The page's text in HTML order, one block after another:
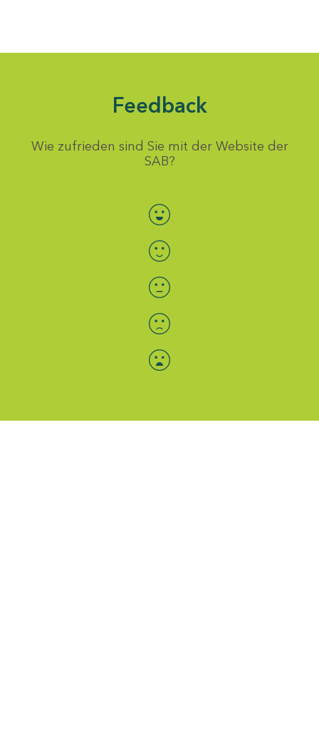
Feedback
Wie zufrieden sind Sie mit der Website der
SAB?
Bewertung auswählen